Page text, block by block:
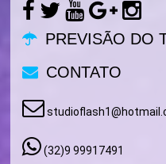
PREVISÃO DO
CONTATO
(32)9 99917491